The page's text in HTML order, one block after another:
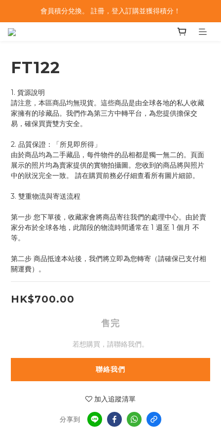
會員積分兌換。 註冊，登入訂購並獲得積分！
FT122
1. 貨源說明
請注意，本區商品均無現貨。這些商品是由全球各地的私人收藏
家擁有的珍藏品。我們作為第三方中轉平台，為您提供擔保交
易，確保買賣雙方安全。
2. 品質保證：「所見即所得」
由於商品均為二手藏品，每件物件的品相都是獨一無二的。頁面
展示的照片均為賣家提供的實物拍攝圖。您收到的商品將與照片
中的狀況完全一致。 請在購買前務必仔細查看所有圖片細節。
3. 雙重物流與寄送流程
第一步 您下單後，收藏家會將商品寄往我們的處理中心。由於賣
家分布於全球各地，此階段的物流時間通常在 1 週至 1 個月 不
等。
第二步 商品抵達本站後，我們將立即為您轉寄（請確保已支付相
關運費）。
HK$700.00
售完
若想購買，請聯絡我們。
聯絡我們
加入追蹤清單
分享到